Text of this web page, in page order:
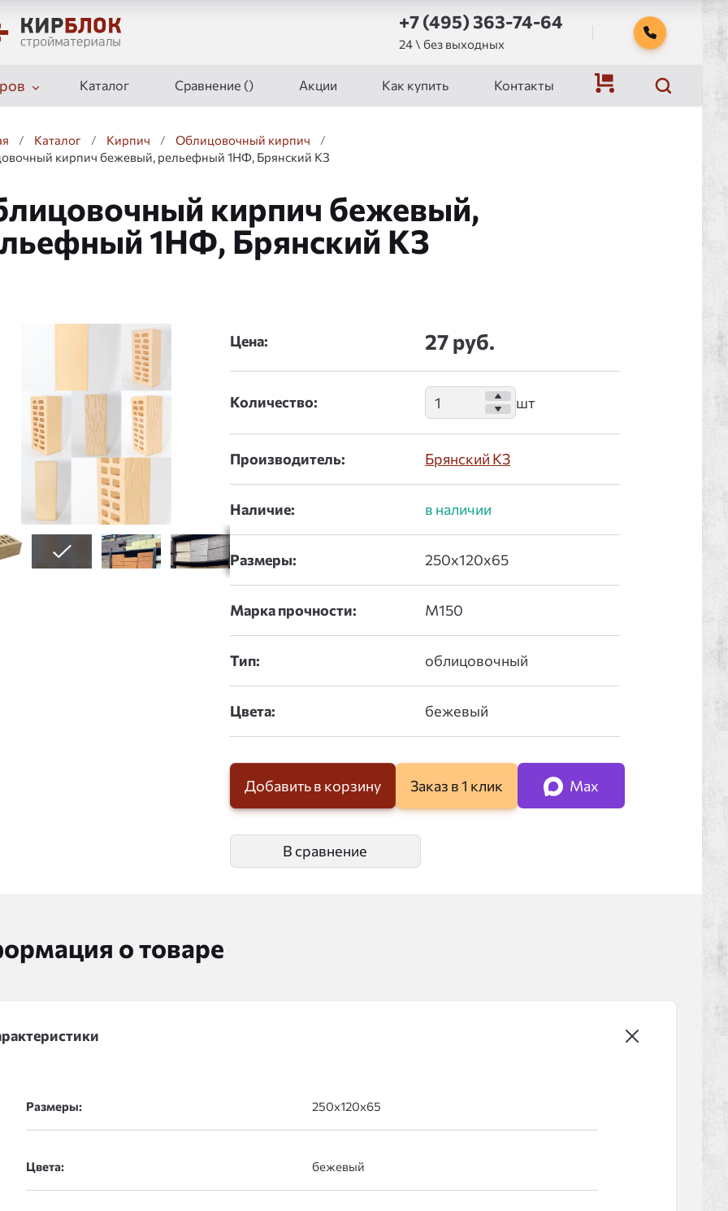
+7 (495) 363-74-64
24 \ без выходных
Каталог Сравнение () Акции Как купить Контакты
/ Каталог / Кирпич / Облицовочный кирпич
/
кирпич бежевый, рельефный 1НФ, Брянский КЗ
кирпич бежевый,
1НФ, Брянский КЗ
Цена: 27 руб.
Количество:
Производитель: Брянский КЗ
Наличие:
Размеры:
Марка прочности:
Тип:
Цвета:
Добавить в корзину Заказ в 1 клик Max
В сравнение
о товаре
Размеры:
Цвета: